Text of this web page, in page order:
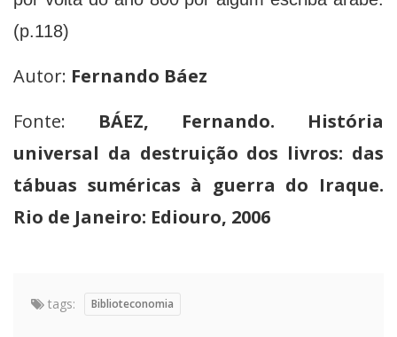
(p.118)
Autor: Fernando Báez
Fonte: BÁEZ, Fernando. História
universal da destruição dos livros: das
tábuas suméricas à guerra do Iraque.
Rio de Janeiro: Ediouro, 2006
tags: Biblioteconomia